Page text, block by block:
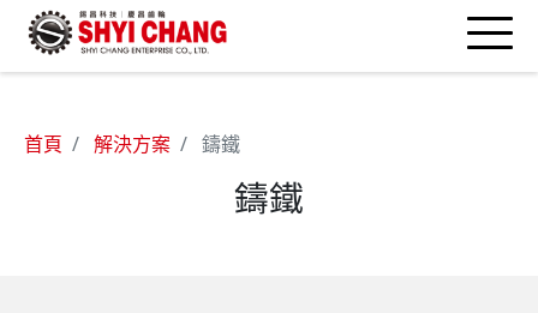
首頁 解決方案 鑄鐵
鑄鐵